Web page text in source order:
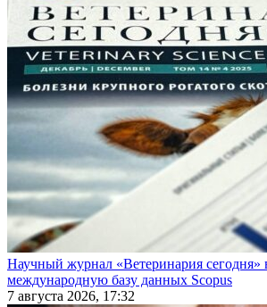
Научный журнал «Ветеринария сегодня»
международную базу данных Scopus
7 августа 2026, 17:32